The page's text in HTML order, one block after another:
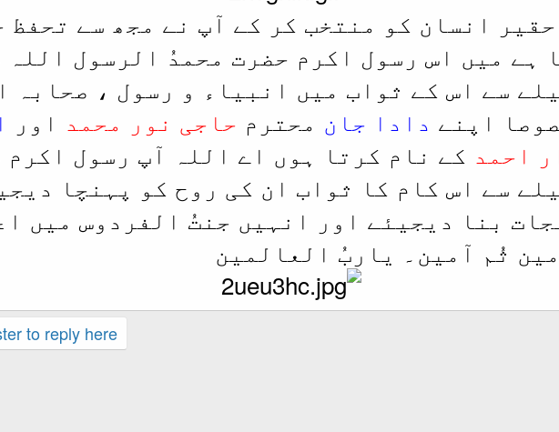
انسان کو منتخب کر کے آپ نے مجھ سے تحفظ
ہے میں اس رسول اکرم حضرت محمدُ الرسول اللہ
سے اس کے ثواب میں انبیاء و رسول ، صحابہ
اپنے دادا جان محترم حاجی نور محمد اور
احمد کے نام کرتا ہوں اے اللہ آپ رسول اکرم
سے اس کام کا ثواب ان کی روح کو پہنچا
بنا دیجیئے اور انہیں جنتُ الفردوس میں
ثُم آمین۔ یاربُ العالمین
to reply here.